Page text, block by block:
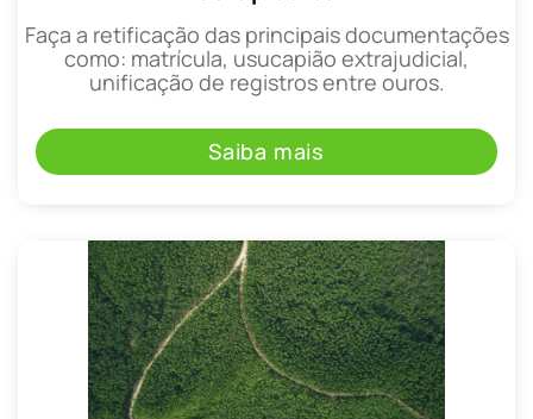
Faça a retificação das principais documentações
como: matrícula, usucapião extrajudicial,
unificação de registros entre ouros.
Saiba mais